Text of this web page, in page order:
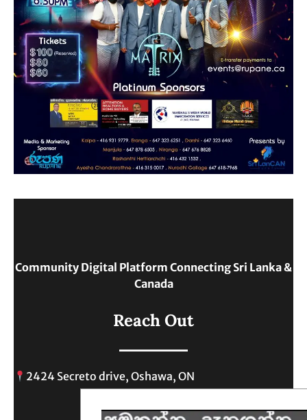
Community Digital Platform Connecting Sri Lanka &
Canada
Reach Out
2424 Secreto drive, Oshawa, ON
info@